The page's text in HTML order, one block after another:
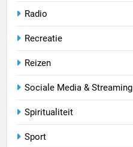
Radio
Recreatie
Reizen
Sociale Media & Streaming
Spiritualiteit
Sport